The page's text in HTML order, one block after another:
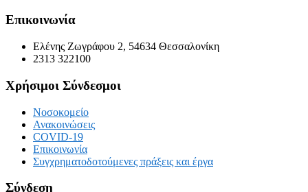
Επικοινωνία
Ελένης Ζωγράφου 2, 54634 Θεσσαλονίκη
2313 322100
Χρήσιμοι Σύνδεσμοι
Νοσοκομείο
Ανακοινώσεις
COVID-19
Επικοινωνία
Συγχρηματοδοτούμενες πράξεις και έργα
Σύνδεση